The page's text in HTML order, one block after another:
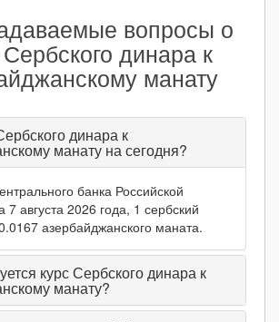
вопросы о
динара к
манату
динара к
манату на сегодня?
банка Российской
августа 2026 года, 1 сербский
азербайджанского маната.
курс Сербского динара к
манату?